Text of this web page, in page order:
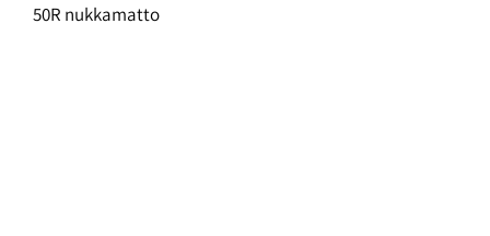
50R nukkamatto